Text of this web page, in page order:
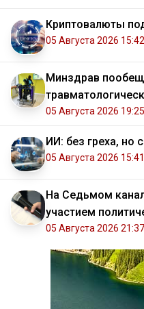
Криптовалюты
05 Августа 2026 15:42
Минздрав
05 Августа 2026 19:25
ИИ: без греха, но
05 Августа 2026 15:41
На Седьмом
участием
05 Августа 2026 21:37